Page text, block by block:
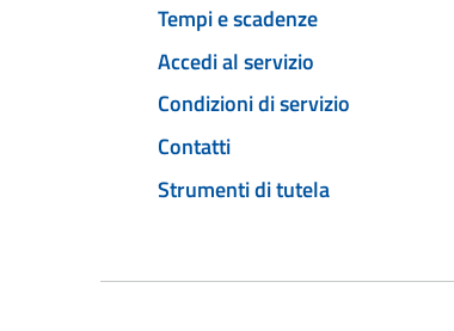
Tempi e scadenze
Accedi al servizio
Condizioni di servizio
Contatti
Strumenti di tutela